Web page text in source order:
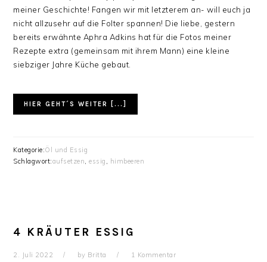
meiner Geschichte! Fangen wir mit letzterem an- will euch ja
nicht allzusehr auf die Folter spannen! Die liebe, gestern
bereits erwähnte Aphra Adkins hat für die Fotos meiner
Rezepte extra (gemeinsam mit ihrem Mann) eine kleine
siebziger Jahre Küche gebaut.
HIER GEHT´S WEITER [...]
Kategorie:Öl und Essig
Schlagwort:aufsetzen,essig , himbeeren
4 KRÄUTER ESSIG
2. Juli 2022 by Britta 1 Kommentar